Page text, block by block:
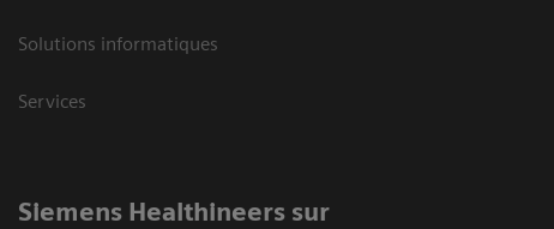
Solutions informatiques
Services
Siemens Healthineers sur